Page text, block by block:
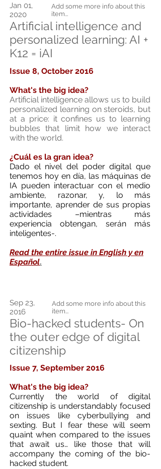
Jan 01,
2020
Add some more info about this
item...
Artificial intelligence and
personalized learning: AI +
K12 = iAI
Issue 8, October 2016
What's the big idea?
Artificial intelligence allows us to build
personalized learning on steroids, but
at a price: it confines us to learning
bubbles that limit how we interact
with the world.
¿Cuál es la gran idea?
Dado el nivel del poder digital que
tenemos hoy en día, las máquinas de
IA pueden interactuar con el medio
ambiente, razonar, y, lo más
importante, aprender de sus propias
actividades –mientras más
experiencia obtengan, serán más
inteligentes-.
Read the entire issue in English y en
Español.
Sep 23,
2016
Add some more info about this
item...
Bio-hacked students- On
the outer edge of digital
citizenship
Issue 7, September 2016
What's the big idea?
Currently the world of digital
citizenship is understandably focused
on issues like cyberbullying and
sexting. But I fear these will seem
quaint when compared to the issues
that await us… like those that will
accompany the coming of the bio-
hacked student.